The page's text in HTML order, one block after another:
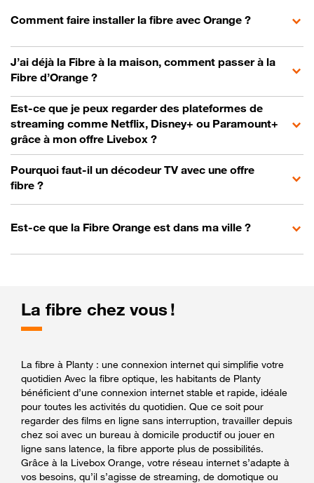
Comment faire installer la fibre avec Orange ?
J’ai déjà la Fibre à la maison, comment passer à la
Fibre d’Orange ?
Est-ce que je peux regarder des plateformes de
streaming comme Netflix, Disney+ ou Paramount+
grâce à mon offre Livebox ?
Pourquoi faut-il un décodeur TV avec une offre
fibre ?
Est-ce que la Fibre Orange est dans ma ville ?
La fibre chez vous !
La fibre à Planty : une connexion internet qui simplifie votre
quotidien Avec la fibre optique, les habitants de Planty
bénéficient d’une connexion internet stable et rapide, idéale
pour toutes les activités du quotidien. Que ce soit pour
regarder des films en ligne sans interruption, travailler depuis
chez soi avec un bureau à domicile productif ou jouer en
ligne sans latence, la fibre apporte plus de possibilités.
Grâce à la Livebox Orange, votre réseau internet s’adapte à
vos besoins, qu’il s’agisse de streaming, de domotique ou